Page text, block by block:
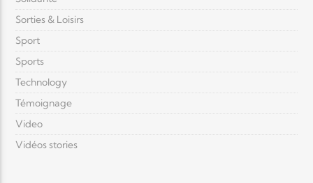
Sorties & Loisirs
Sport
Sports
Technology
Témoignage
Video
Vidéos stories